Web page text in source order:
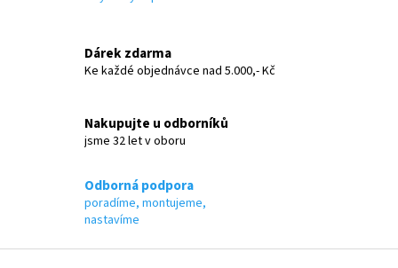
r
y
i
s
Dárek zdarma
Ke každé objednávce nad 5.000,- Kč
Nakupujte u odborníků
jsme 32 let v oboru
Odborná podpora
poradíme, montujeme,
nastavíme